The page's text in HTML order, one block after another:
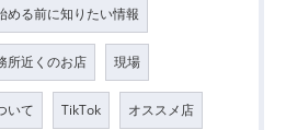
める前に知りたい情報
所近くのお店 現場
いて TikTok オススメ店